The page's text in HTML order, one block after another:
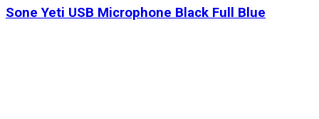
Sone Yeti USB Microphone Black Full Blue